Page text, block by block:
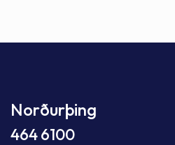
Norðurþing
464 6100